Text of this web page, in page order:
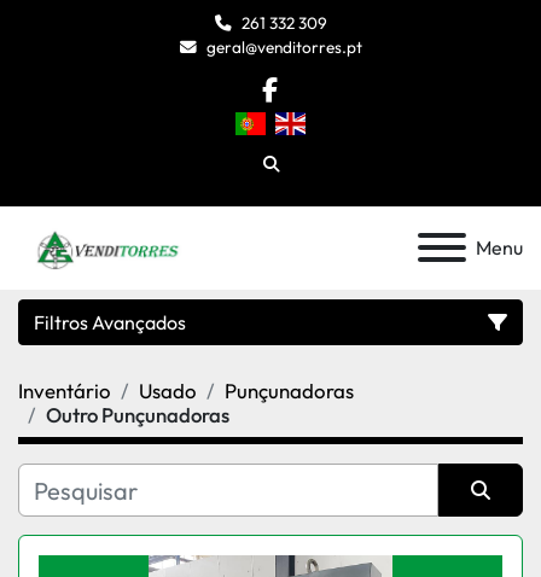
261 332 309
geral@venditorres.pt
facebook
Pesquisar
Menu
Filtros Avançados
Categoria
Modelo
Condição
Inventário Usado
Punçunadoras
Outro Punçunadoras
Organizar por